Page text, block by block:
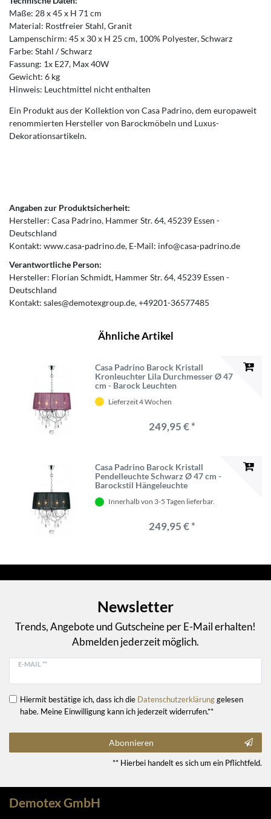
Maße: 28 x 45 x H 71 cm
Material: Rostfreier Stahl, Granit
Lampenschirm: 45 x 30 x H 25 cm, 100% Polyester, Schwarz
Farbe: Stahl / Schwarz
Fassung: 1x E27, Max 40W
Gewicht: 6 kg
Hinweis: Leuchtmittel nicht enthalten
Ein Produkt aus der Kollektion von Casa Padrino, dem europaweit
renommierten Hersteller von Barockmöbeln und Luxus-
Dekorationsartikeln.
Angaben zur Produktsicherheit:
Hersteller: Casa Padrino Hammer Str.64 45239 Essen
Deutschland
Kontakt: www.casa-padrino.de E-Mail: info@casa-padrino.de
Verantwortliche Person:
Hersteller: Florian Schmidt Hammer Str.64 45239 Essen
Deutschland
Kontakt: sales@demotexgroup.de +49201-36577485
Ähnliche Artikel
Casa Padrino Barock Kristall
Kronleuchter Lila Durchmesser Ø 47
cm - Barock Leuchten
Lieferzeit 4 Wochen
249,95 € *
Casa Padrino Barock Kristall
Pendelleuchte Schwarz Ø 47 cm -
Barockstil Hängeleuchte
Innerhalb von 3-5 Tagen lieferbar.
249,95 € *
Newsletter
Trends, Angebote und Gutscheine per E-Mail erhalten!
Abmelden jederzeit möglich.
E-MAIL **
Hiermit bestätige ich, dass ich die Daten­schutz­erklärunggelesen
habe. Meine Einwilligung kann ich jederzeit widerrufen.**
Abonnieren
** Hierbei handelt es sich um ein Pflichtfeld.
Demotex GmbH